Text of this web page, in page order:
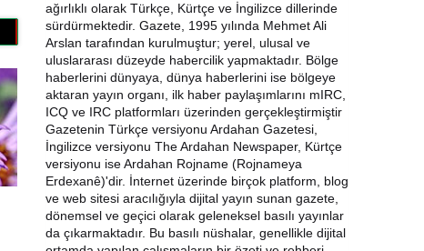
Ardahan Belediye Başkanı Faruk Demir ve
Meclis Üyeleri CHP’den İstifa Etti
Yaşar Geler'den Bölge Analizi: Ardahan ve
Kars'ta Son Durum
Bir Parti İşte Böyle Bitirilir
CHP Çıldır İl Genel Meclis Üyesi Gökhan
Sözbir Tutuklandı
Ardahan'da Traktör Devrildi: Sürücü
ağırlıklı olarak Türkçe, Kürtçe ve İngilizce dillerinde
sürdürmektedir. Gazete, 1995 yılında Mehmet Ali
Arslan tarafından kurulmuştur; yerel, ulusal ve
uluslararası düzeyde habercilik yapmaktadır. Bölge
haberlerini dünyaya, dünya haberlerini ise bölgeye
aktaran yayın organı, ilk haber paylaşımlarını mIRC,
ICQ ve IRC platformları üzerinden gerçekleştirmiştir
Gazetenin Türkçe versiyonu Ardahan Gazetesi,
İngilizce versiyonu The Ardahan Newspaper, Kürtçe
versiyonu ise Ardahan Rojname (Rojnameya
Erdexanê)'dir. İnternet üzerinde birçok platform, blog
ve web sitesi aracılığıyla dijital yayın sunan gazete,
dönemsel ve geçici olarak geleneksel basılı yayınlar
da çıkarmaktadır. Bu basılı nüshalar, genellikle dijital